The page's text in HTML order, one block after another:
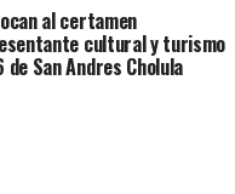
al certamen
cultural y turismo
de San Andres Cholula